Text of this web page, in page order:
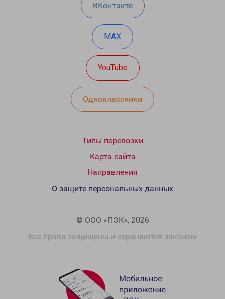
ВКонтакте
MAX
YouTube
Одноклассники
Типы перевозки
Карта сайта
Направления
© ООО «ПЭК», 2026
Все права защищены и охраняются законом
О защите персональных данных